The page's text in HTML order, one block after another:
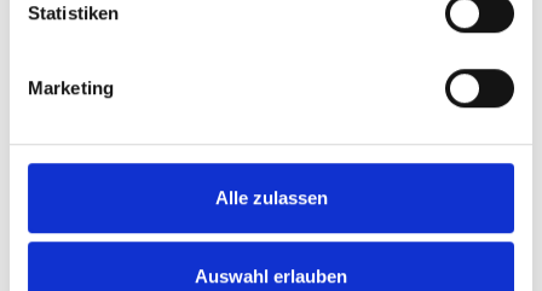
Statistiken
Marketing
Alle zulassen
Auswahl erlauben
Downloads